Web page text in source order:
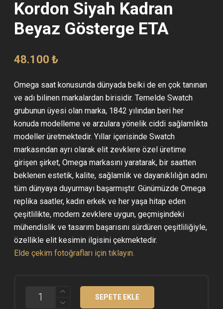
Kordon Siyah Kadran
Beyaz Gösterge ETA
48.100₺
Omega saat konusunda dünyada belki de en çok tanınan
ve adı bilinen markalardan birisidir. Temelde Swatch
grubunun üyesi olan marka, 1842 yılından beri her
konuda modelleme ve arzulara yönelik ciddi sağlamlıkta
modeller üretmektedir. Yıllar içerisinde Swatch
markasından ayrı olarak elit zevklere özel üretime
girişen şirket, Omega markasını yaratarak, bir saatten
beklenen estetik, kalite, sağlamlık ve dayanıklılığın adını
tüm dünyaya duyurmayı başarmıştır. Günümüzde Omega
replika saatler, kadın erkek ve her yaşa hitap eden
çeşitlilikte, modern zevklere uygun, geçmişindeki
mühendislik ve tasarım başarısını sürdüren çeşitliliğiyle,
özellikle elit kesimin ilgisini çekmektedir.
Elde çekim fotoğrafları için tıklayın.
SPEEDMASTER
SEPETE EKLE